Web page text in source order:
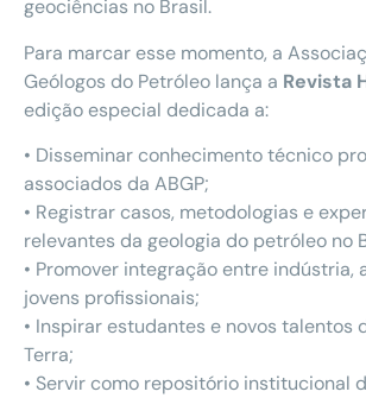
geociências no Brasil.
Para marcar esse momento, a
Geólogos do Petróleo lança a Revista
edição especial dedicada a:
• Disseminar conhecimento técnico
associados da ABGP;
• Registrar casos, metodologias e
relevantes da geologia do petróleo no
• Promover integração entre indústria,
jovens profissionais;
• Inspirar estudantes e novos talentos
Terra;
• Servir como repositório institucional